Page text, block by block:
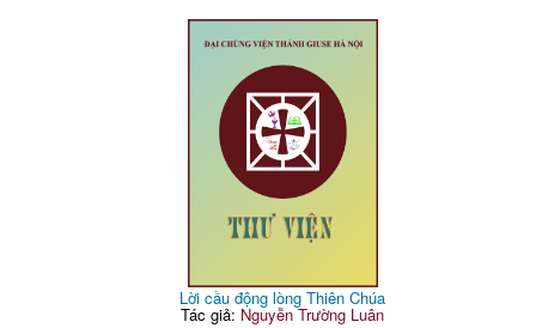
Lời cầu động lòng Thiên Chúa
Tác giả: Nguyễn Trường Luân